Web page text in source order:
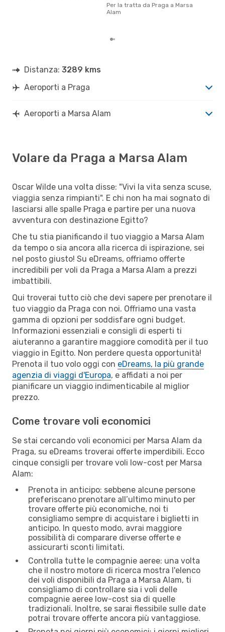
Per la tratta da Praga a Marsa
Alam
Distanza: 3289 kms
Aeroporti a Praga
Aeroporti a Marsa Alam
Volare da Praga a Marsa Alam
Oscar Wilde una volta disse: "Vivi la vita senza scuse,
viaggia senza rimpianti". E chi non ha mai sognato di
lasciarsi alle spalle Praga e partire per una nuova
avventura con destinazione Egitto?
Che tu stia pianificando il tuo viaggio a Marsa Alam
da tempo o sia ancora alla ricerca di ispirazione, sei
nel posto giusto! Su eDreams, offriamo offerte
incredibili per voli da Praga a Marsa Alam a prezzi
imbattibili.
Qui troverai tutto ciò che devi sapere per prenotare il
tuo viaggio da Praga con noi. Offriamo una vasta
gamma di opzioni per soddisfare ogni budget.
Informazioni essenziali e consigli di esperti ti
aiuteranno a garantire maggiore comodità per il tuo
viaggio in Egitto. Non perdere questa opportunità!
Prenota il tuo volo oggi con eDreams, la più grande
agenzia di viaggi d'Europa, e affidati a noi per
pianificare un viaggio indimenticabile al miglior
prezzo.
Come trovare voli economici
Se stai cercando voli economici per Marsa Alam da
Praga, su eDreams troverai offerte imperdibili. Ecco
cinque consigli per trovare voli low-cost per Marsa
Alam:
Prenota in anticipo: sebbene alcune persone
preferiscano prenotare all’ultimo minuto per
trovare offerte più economiche, noi ti
consigliamo sempre di acquistare i biglietti in
anticipo. In questo modo, avrai maggiore
possibilità di comparare diverse offerte e
assicurarti sconti limitati.
Controlla tutte le compagnie aeree: una volta
che il nostro motore di ricerca mostra l'elenco
dei voli disponibili da Praga a Marsa Alam, ti
consigliamo di controllare sia i voli delle
compagnie aeree low-cost sia di quelle
tradizionali. Inoltre, se sarai flessibile sulle date
potrai trovare offerte ancora più vantaggiose.